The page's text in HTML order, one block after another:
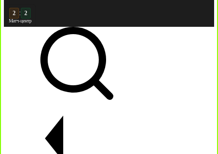
: 2
Матч-центр